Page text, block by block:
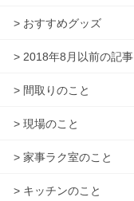
> おすすめグッズ
> 2018年8月以前の記事
> 間取りのこと
> 現場のこと
> 家事ラク室のこと
> キッチンのこと